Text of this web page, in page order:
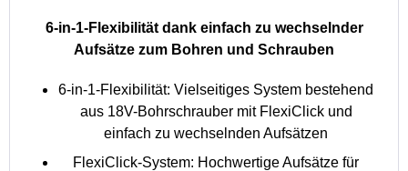
6-in-1-Flexibilität dank einfach zu wechselnder
Aufsätze zum Bohren und Schrauben
6-in-1-Flexibilität: Vielseitiges System bestehend
aus 18V-Bohrschrauber mit FlexiClick und
einfach zu wechselnden Aufsätzen
FlexiClick-System: Hochwertige Aufsätze für